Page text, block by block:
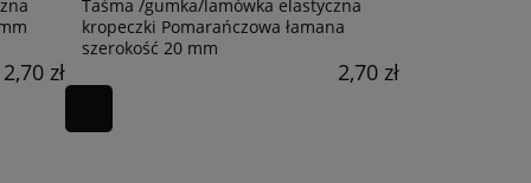
2,70 zł
Taśma /gumka/lamówka elastyczna
kropeczki Pomarańczowa łamana
szerokość 20 mm
2,70 zł